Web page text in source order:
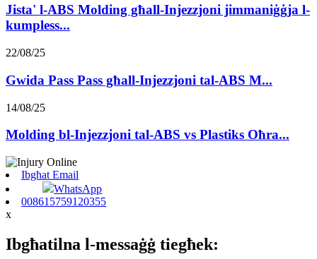
Jista' l-ABS Molding għall-Injezzjoni jimmaniġġja l-
kumpless...
22/08/25
Gwida Pass Pass għall-Injezzjoni tal-ABS M...
14/08/25
Molding bl-Injezzjoni tal-ABS vs Plastiks Oħra...
Ibgħat Email
WhatsApp
008615759120355
x
Ibgħatilna l-messaġġ tiegħek: